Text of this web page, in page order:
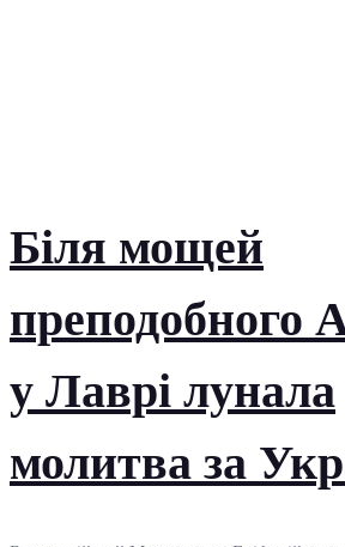
Біля мощей
преподобного
у Лаврі лунала
молитва за